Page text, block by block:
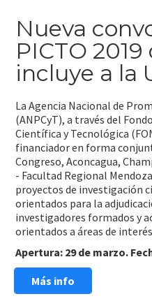
Nueva
PICTO
incluye a la
La Agencia Nacional de
(ANPCyT), a través del
Científica y Tecnológica
financiador en forma
Congreso, Aconcagua,
- Facultad Regional
proyectos de investigación
orientados para la
investigadores formados y
orientados a áreas de
Apertura: 29 de marzo.
Más info